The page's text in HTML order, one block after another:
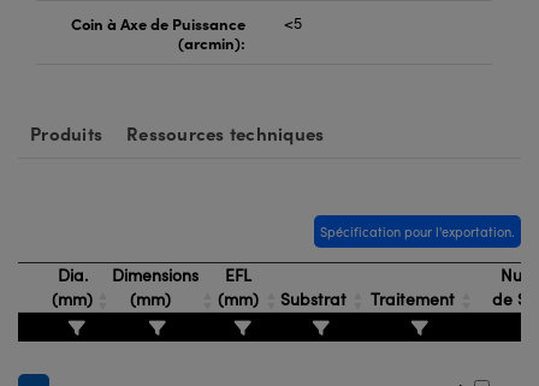
Coin à Axe de Puissance
(arcmin):
<5
Produits Ressources techniques
Spécification pour l'exportation.
Dia.
(mm)
Dimensions
(mm)
EFL
(mm)
Substrat Traitement
de